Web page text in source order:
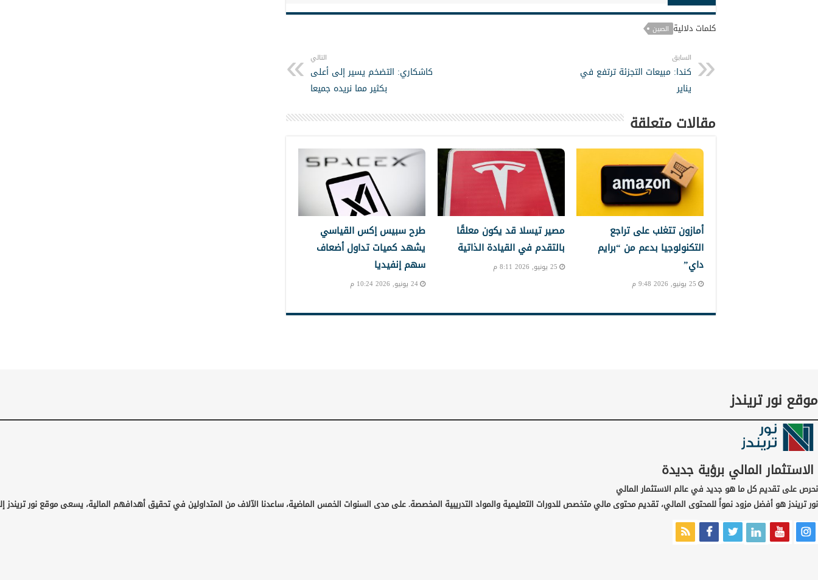
كلمات دلالية الصين
السابق
كندا: مبيعات التجزئة ترتفع في
يناير
التالي
كاشكاري: التضخم يسير إلى أعلى
بكثير مما نريده جميعا
مقالات متعلقة
أمازون تتغلب على تراجع
التكنولوجيا بدعم من “برايم
داي”
25 يونيو, 2026 9:48 م
مصير تيسلا قد يكون معلقًا
بالتقدم في القيادة الذاتية
25 يونيو, 2026 8:11 م
طرح سبيس إكس القياسي
يشهد كميات تداول أضعاف
سهم إنفيديا
24 يونيو, 2026 10:24 م
موقع نور تريندز
الاستثمار المالي برؤية جديدة
نحرص على تقديم كل ما هو جديد في عالم الاستثمار المالي
نور تريندز هو أفضل مزود نمواً للمحتوى المالي، تقديم محتوى مالي متخصص للدورات التعليمية والمواد التدريبية المخصصة. على مدى السنوات الخمس الماضية، ساعدنا الآلاف من المتداولين في تحقيق أهدافهم المالية، يسعى موقع نور تريندز